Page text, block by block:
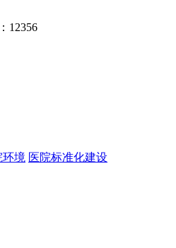
12356
环境 医院标准化建设